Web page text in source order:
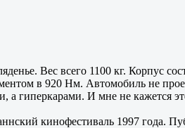
Вес всего 1100 кг. Корпус
в 920 Нм. Автомобиль не
гиперкарами. И мне не кажется
кинофестиваль 1997 года.